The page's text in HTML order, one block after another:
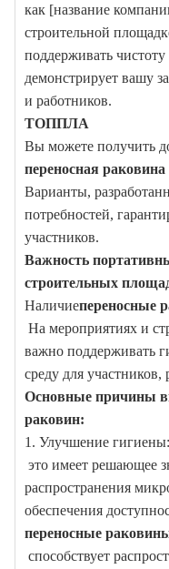
как [название
строительной
поддерживать
демонстрирует вашу
и работников.
ТОППЛА
Вы можете получить
переносная раковина
Варианты,
потребностей,
участников.
Важность
строительных
Наличиепереносные
На мероприятиях и
важно поддерживать
среду для участников,
Основные причины
раковин:
1. Улучшение гигиены:
это имеет решающее
распространения
обеспечения
переносные
способствует